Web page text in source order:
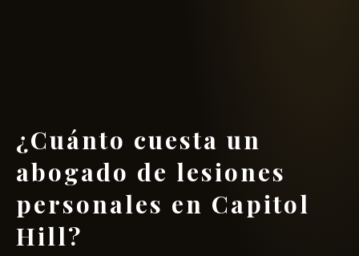
¿Cuánto cuesta un
abogado de lesiones
personales en Capitol
Hill?